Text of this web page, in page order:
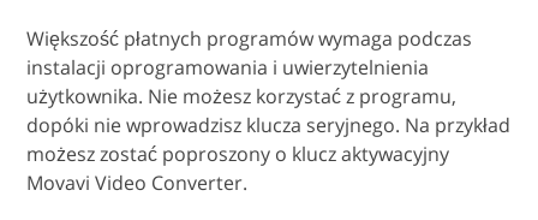
Większość płatnych programów wymaga podczas
instalacji oprogramowania i uwierzytelnienia
użytkownika. Nie możesz korzystać z programu,
dopóki nie wprowadzisz klucza seryjnego. Na przykład
możesz zostać poproszony o klucz aktywacyjny
Movavi Video Converter.